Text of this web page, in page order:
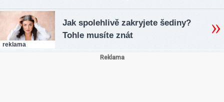
reklama
Jak spolehlivě zakryjete šediny?
Tohle musíte znát